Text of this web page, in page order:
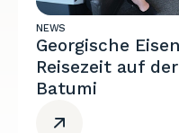
NEWS
Georgische
Reisezeit auf
Batumi